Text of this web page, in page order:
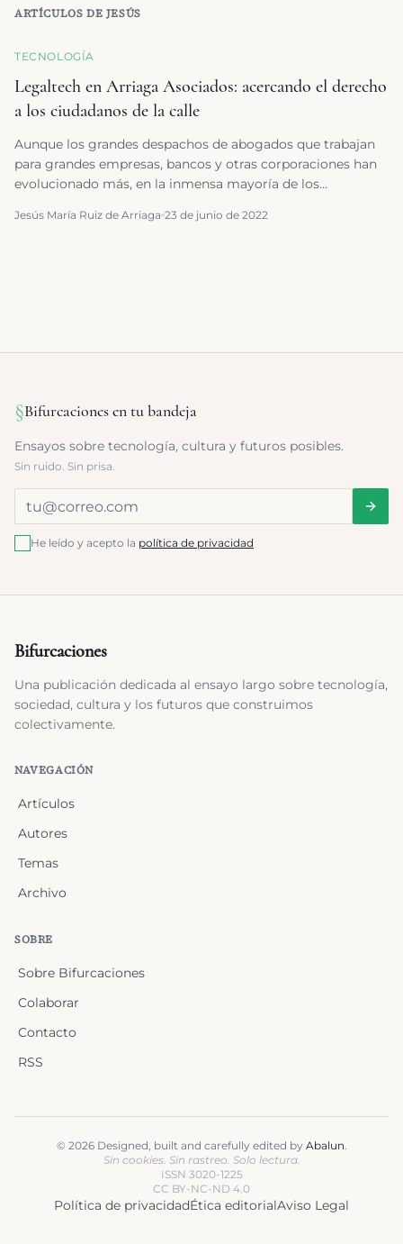
ARTÍCULOS DE JESÚS
TECNOLOGÍA
Legaltech en Arriaga Asociados: acercando el derecho
a los ciudadanos de la calle
Aunque los grandes despachos de abogados que trabajan
para grandes empresas, bancos y otras corporaciones han
evolucionado más, en la inmensa mayoría de los
hace más de 100 años.
Jesús María Ruiz de Arriaga 23 de junio de 2022
§Bifurcaciones en tu bandeja
Ensayos sobre tecnología, cultura y futuros posibles.
Sin ruido. Sin prisa.
He leído y acepto la política de privacidad
Bifurcaciones
Una publicación dedicada al ensayo largo sobre tecnología,
sociedad, cultura y los futuros que construimos
colectivamente.
NAVEGACIÓN
Artículos
Autores
Temas
Archivo
SOBRE
Sobre Bifurcaciones
Colaborar
Contacto
RSS
© 2026Designed, built and carefully edited by Abalun.
Sin cookies. Sin rastreo. Solo lectura.
ISSN 3020-1225
CC BY-NC-ND 4.0
Política de privacidadÉtica editorialAviso Legal